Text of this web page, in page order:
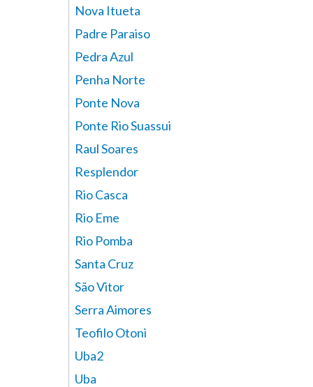
Nova Itueta
Padre Paraiso
Pedra Azul
Penha Norte
Ponte Nova
Ponte Rio Suassui
Raul Soares
Resplendor
Rio Casca
Rio Eme
Rio Pomba
Santa Cruz
São Vitor
Serra Aimores
Teofilo Otoni
Uba2
Uba